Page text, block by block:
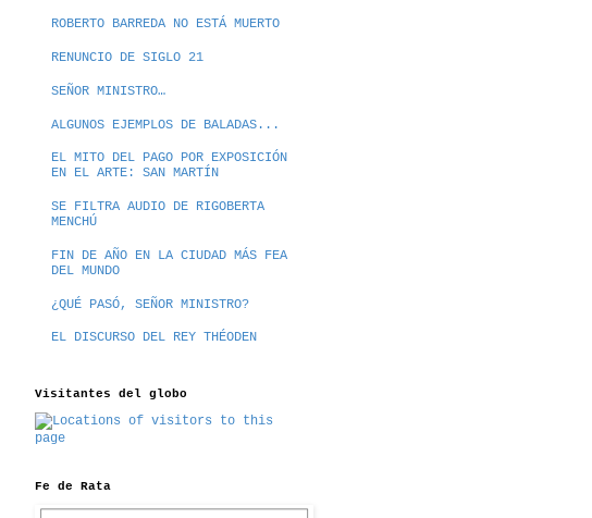
ROBERTO BARREDA NO ESTÁ MUERTO
RENUNCIO DE SIGLO 21
SEÑOR MINISTRO…
ALGUNOS EJEMPLOS DE BALADAS...
EL MITO DEL PAGO POR EXPOSICIÓN
EN EL ARTE: SAN MARTÍN
SE FILTRA AUDIO DE RIGOBERTA
MENCHÚ
FIN DE AÑO EN LA CIUDAD MÁS FEA
DEL MUNDO
¿QUÉ PASÓ, SEÑOR MINISTRO?
EL DISCURSO DEL REY THÉODEN
Visitantes del globo
Fe de Rata